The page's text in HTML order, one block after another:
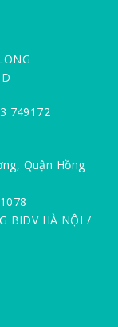
749172
Quận Hồng
BIDV HÀ NỘI /